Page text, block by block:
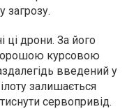
загрозу.
ці дрони. За його
курсовою
введений у
залишається
сервопривід.